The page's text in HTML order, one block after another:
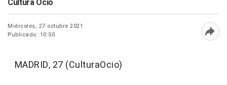
Cultura Ocio
Miércoles, 27 octubre 2021
Publicado: 10:50
MADRID, 27 (CulturaOcio)